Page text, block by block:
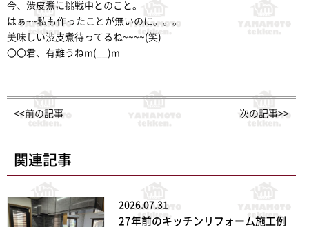
今、渋皮煮に挑戦中とのこと。
はぁ~~私も作ったことが無いのに。。。
美味しい渋皮煮待ってるね~~~~(笑)
〇〇君、有難うねm(__)m
<<前の記事 次の記事>>
関連記事
2026.07.31
27年前のキッチンリフォーム施工例